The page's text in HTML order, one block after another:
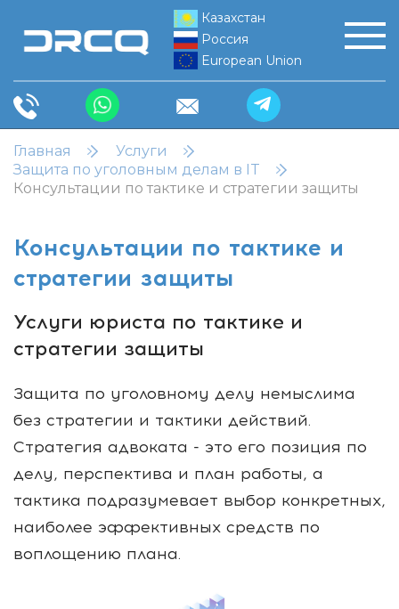
Казахстан
Россия
European Union
Главная
Услуги
Защита по уголовным делам в IT
Консультации по тактике и стратегии защиты
Консультации по тактике и
стратегии защиты
Услуги юриста по тактике и
стратегии защиты
Защита по уголовному делу немыслима
без стратегии и тактики действий.
Стратегия адвоката - это его позиция по
делу, перспектива и план работы, а
тактика подразумевает выбор конкретных,
наиболее эффективных средств по
воплощению плана.